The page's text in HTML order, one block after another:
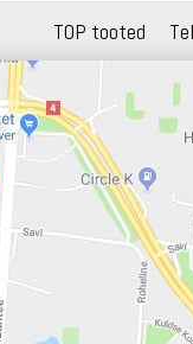
TOP tooted